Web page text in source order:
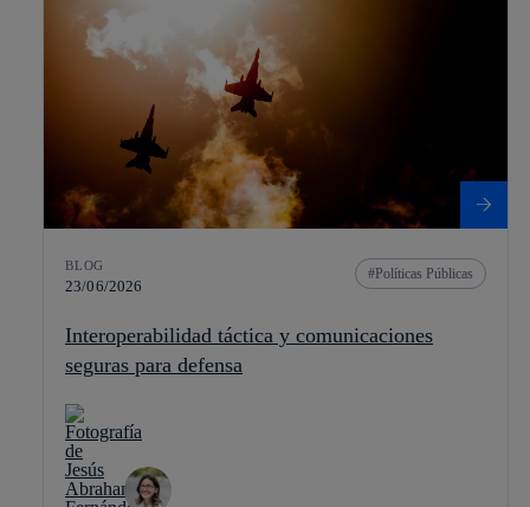
BLOG
23/06/2026
Políticas Públicas
Interoperabilidad táctica y comunicaciones
seguras para defensa